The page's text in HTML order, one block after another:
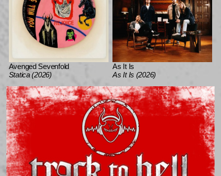
Avenged Sevenfold
Statica (2026)
As It Is
As It Is (2026)